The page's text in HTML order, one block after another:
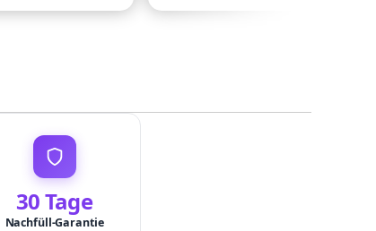
30 Tage
Nachfüll-Garantie